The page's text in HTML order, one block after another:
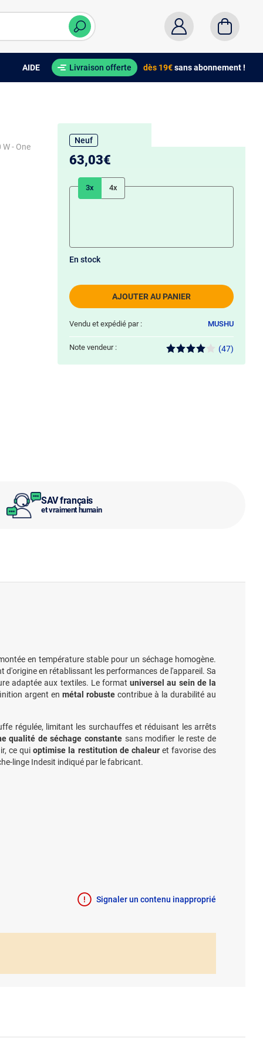
AIDE Livraison offerte dès 19€sans abonnement !
SAV français
et vraiment humain
- One
Neuf
63,03€
3x 4x
AJOUTER AU PANIER
En stock
Vendu et expédié par : MUSHU
Note vendeur : (47)
en température stable pour un séchage homogène.
d'origine en rétablissant les performances de l'appareil. Sa
adaptée aux textiles. Le formatuniversel au sein de la
argent enmétal robuste contribue à la durabilité au
régulée, limitant les surchauffes et réduisant les arrêts
qualité de séchage constante sans modifier le reste de
ce quioptimise la restitution de chaleuret favorise des
linge Indesit indiqué par le fabricant.
Signaler un contenu inapproprié